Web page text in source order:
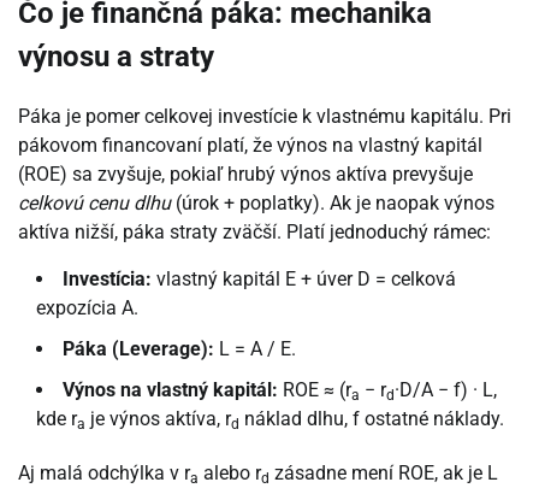
Čo je finančná páka: mechanika
výnosu a straty
Páka je pomer celkovej investície k vlastnému kapitálu. Pri
pákovom financovaní platí, že výnos na vlastný kapitál
(ROE) sa zvyšuje, pokiaľ hrubý výnos aktíva prevyšuje
celkovú cenu dlhu(úrok + poplatky). Ak je naopak výnos
aktíva nižší, páka straty zväčší. Platí jednoduchý rámec:
Investícia: vlastný kapitál E + úver D = celková
expozícia A.
Páka (Leverage): L = A / E.
Výnos na vlastný kapitál: ROE ≈ (ra − rd ·D/A − f) · L,
kde ra je výnos aktíva, rd náklad dlhu, f ostatné náklady.
Aj malá odchýlka v ra alebo rd zásadne mení ROE, ak je L